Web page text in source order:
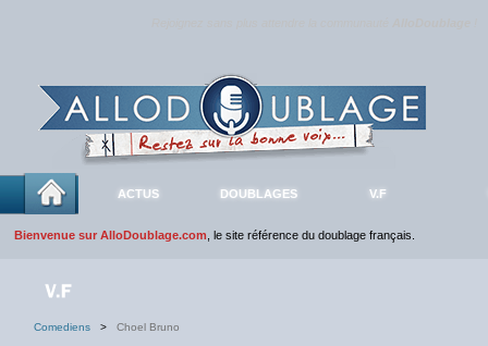
ACTUS DOUBLAGES V.F
Bienvenue sur AlloDoublage.com , le site référence du doublage français.
Comediens > Choel Bruno